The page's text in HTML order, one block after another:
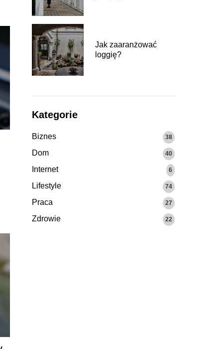
Jak zaaranżować
loggię?
Kategorie
Biznes 38
Dom 40
Internet 6
Lifestyle 74
Praca 27
Zdrowie 22